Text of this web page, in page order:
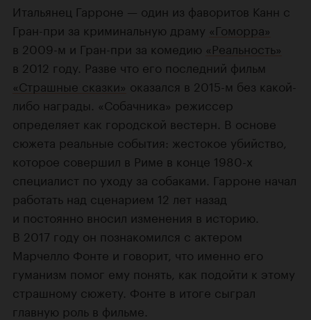
Итальянец Гарроне — один из фаворитов Канн с
Гран-при за криминальную драму «Гоморра»
в 2009-м и Гран-при за комедию «Реальность»
в 2012 году. Разве что его последний фильм
«Страшные сказки» оказался в 2015-м без какой-
либо награды. «Собачника» режиссер
определяет как городской вестерн. В основе
сюжета реальные события: жестокое убийство,
которое совершил в Риме в конце 1980-х
специалист по уходу за собаками. Гарроне начал
работать над сценарием 12 лет назад
и постоянно вносил изменения в историю.
В 2017 году он познакомился с актером
Марчелло Фонте и говорит, что именно его
гуманизм помог ему понять, как подойти к этому
страшному сюжету. Фонте в итоге сыграл
главную роль в фильме.